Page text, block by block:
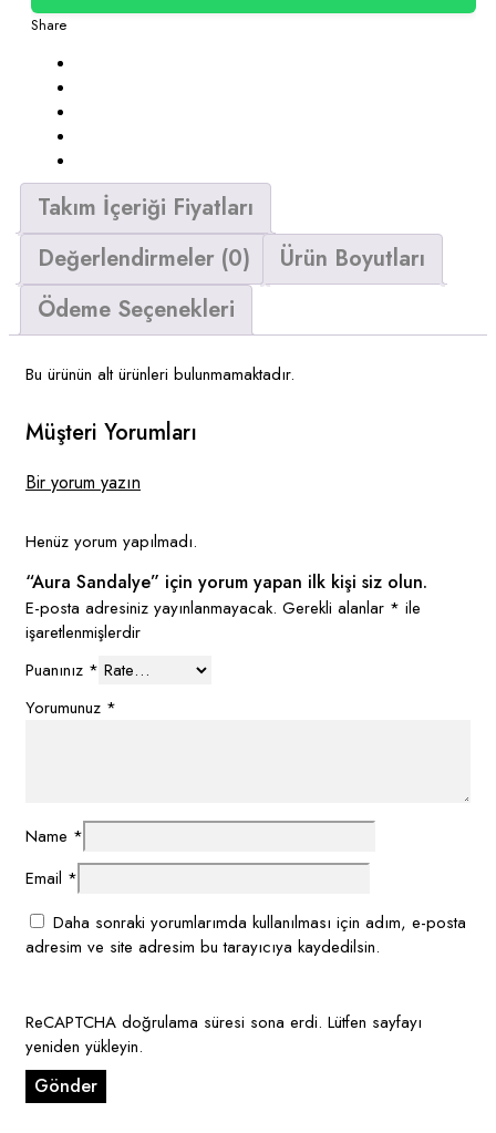
Share
Takım İçeriği Fiyatları
Değerlendirmeler (0)
Ürün Boyutları
Ödeme Seçenekleri
Bu ürünün alt ürünleri bulunmamaktadır.
Müşteri Yorumları
Bir yorum yazın
Henüz yorum yapılmadı.
“Aura Sandalye” için yorum yapan ilk kişi siz olun.
E-posta adresiniz yayınlanmayacak. Gerekli alanlar * ile
işaretlenmişlerdir
Puanınız *
Yorumunuz *
Name *
Email *
Daha sonraki yorumlarımda kullanılması için adım, e-posta
adresim ve site adresim bu tarayıcıya kaydedilsin.
ReCAPTCHA doğrulama süresi sona erdi. Lütfen sayfayı
yeniden yükleyin.